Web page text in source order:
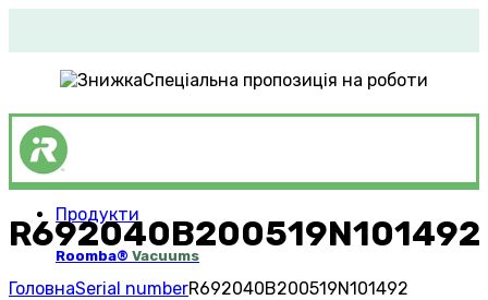
Спеціальна пропозиція на роботи
Продукти
Roomba® Vacuums
R692040B200519N101492
ГоловнаSerial numberR692040B200519N101492